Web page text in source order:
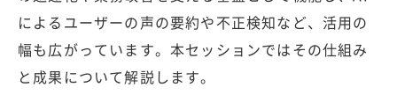
によるユーザーの声の要約や不正検知など、活用の
幅も広がっています。本セッションではその仕組み
と成果について解説します。